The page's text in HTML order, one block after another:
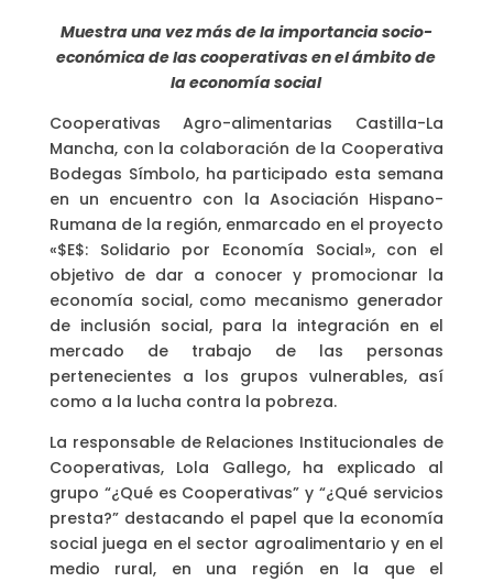
Muestra una vez más de la importancia socio-
económica de las cooperativas en el ámbito de
la economía social
Cooperativas Agro-alimentarias Castilla-La
Mancha, con la colaboración de la Cooperativa
Bodegas Símbolo, ha participado esta semana
en un encuentro con la Asociación Hispano-
Rumana de la región, enmarcado en el proyecto
«$E$: Solidario por Economía Social», con el
objetivo de dar a conocer y promocionar la
economía social, como mecanismo generador
de inclusión social, para la integración en el
mercado de trabajo de las personas
pertenecientes a los grupos vulnerables, así
como a la lucha contra la pobreza.
La responsable de Relaciones Institucionales de
Cooperativas, Lola Gallego, ha explicado al
grupo “¿Qué es Cooperativas” y “¿Qué servicios
presta?” destacando el papel que la economía
social juega en el sector agroalimentario y en el
medio rural, en una región en la que el